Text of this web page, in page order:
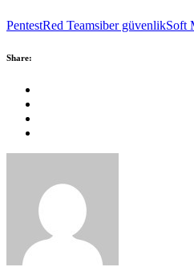
PentestRed Teamsiber güvenlikSoft
Share: